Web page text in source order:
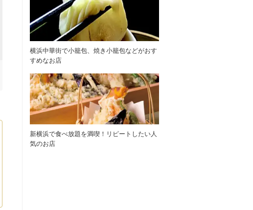
横浜中華街で小籠包、焼き小籠包などがおす
すめなお店
新横浜で食べ放題を満喫！リピートしたい人
気のお店